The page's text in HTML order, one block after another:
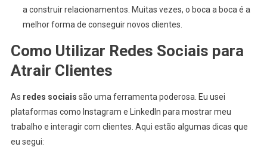
a construir relacionamentos. Muitas vezes, o boca a boca é a
melhor forma de conseguir novos clientes.
Como Utilizar Redes Sociais para
Atrair Clientes
As redes sociais são uma ferramenta poderosa. Eu usei
plataformas como Instagram e LinkedIn para mostrar meu
trabalho e interagir com clientes. Aqui estão algumas dicas que
eu segui: